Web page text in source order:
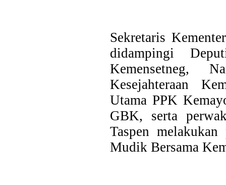
Sekretaris
didampingi
Kemensetneg,
Kesejahteraan
Utama PPK
GBK, serta
Taspen melakukan
Mudik Bersama